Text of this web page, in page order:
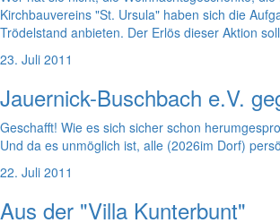
Kirchbauvereins "St. Ursula" haben sich die
Trödelstand anbieten. Der Erlös dieser Aktion
23. Juli 2011
Jauernick-Buschbach e.V.
Geschafft! Wie es sich sicher schon
Und da es unmöglich ist, alle (2026im Dorf)
22. Juli 2011
Aus der "Villa Kunterbunt"